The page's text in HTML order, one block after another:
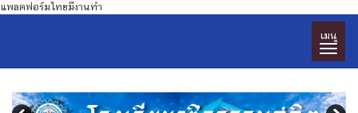
แพลตฟอร์มไทยมีงานทำ
เมนู